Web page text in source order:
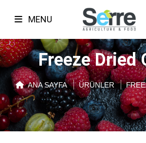
MENU
Freeze Dried
ANA SAYFA ÜRÜNLER